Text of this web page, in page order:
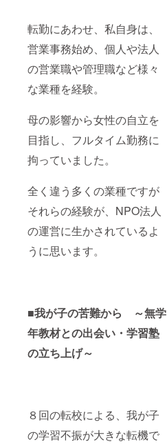
転勤にあわせ、私自身は、
営業事務始め、個人や法人
の営業職や管理職など様々
な業種を経験。
母の影響から女性の自立を
目指し、フルタイム勤務に
拘っていました。
全く違う多くの業種ですが
それらの経験が、NPO法人
の運営に生かされているよ
うに思います。
■我が子の苦難から ～無学
年教材との出会い・学習塾
の立ち上げ～
８回の転校による、我が子
の学習不振が大きな転機で